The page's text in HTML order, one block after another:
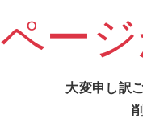
ペー
大変申し訳